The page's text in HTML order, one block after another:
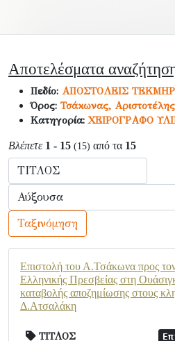
Αποτελέσματα
Πεδίο: ΑΠΟΣΤΟΛΕΙΣ
Όρος: Τσάκωνας, Αριστοτέλης
Κατηγορία:ΧΕΙΡΟΓΡΑΦΟ
Βλέπετε 1 - 15 (15) από τα 15
Ταξινόμηση
Επιστολή του Α.Τσάκωνα προς τον
Ελληνικής Πρεσβείας στη
καταβολής αποζημίωσης στους
Δ.Ατσαλάκη
ΤΙΤΛΟΣ